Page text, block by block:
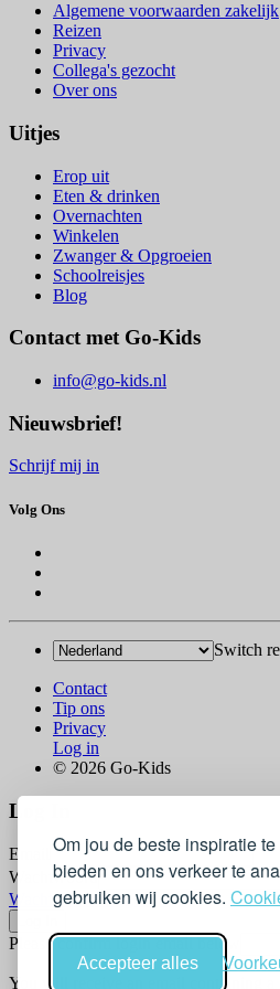
Om jou de beste inspiratie
bieden en ons verkeer te
gebruiken wij cookies.
Accepteer alles
Algemene voorwaarden zakelijk
Reizen
Privacy
Collega's gezocht
Over ons
Uitjes
Erop uit
Eten & drinken
Overnachten
Winkelen
Zwanger & Opgroeien
Schoolreisjes
Blog
Contact met Go-Kids
info@go-kids.nl
Nieuwsbrief!
Schrijf mij in
Volg Ons
Switch
Contact
Tip ons
Privacy
Log in
© 2026 Go-Kids
Log In
Email
Wachtwoord
Wachtwoord vergeten?
Please confirm login email below
You will receive an email containing